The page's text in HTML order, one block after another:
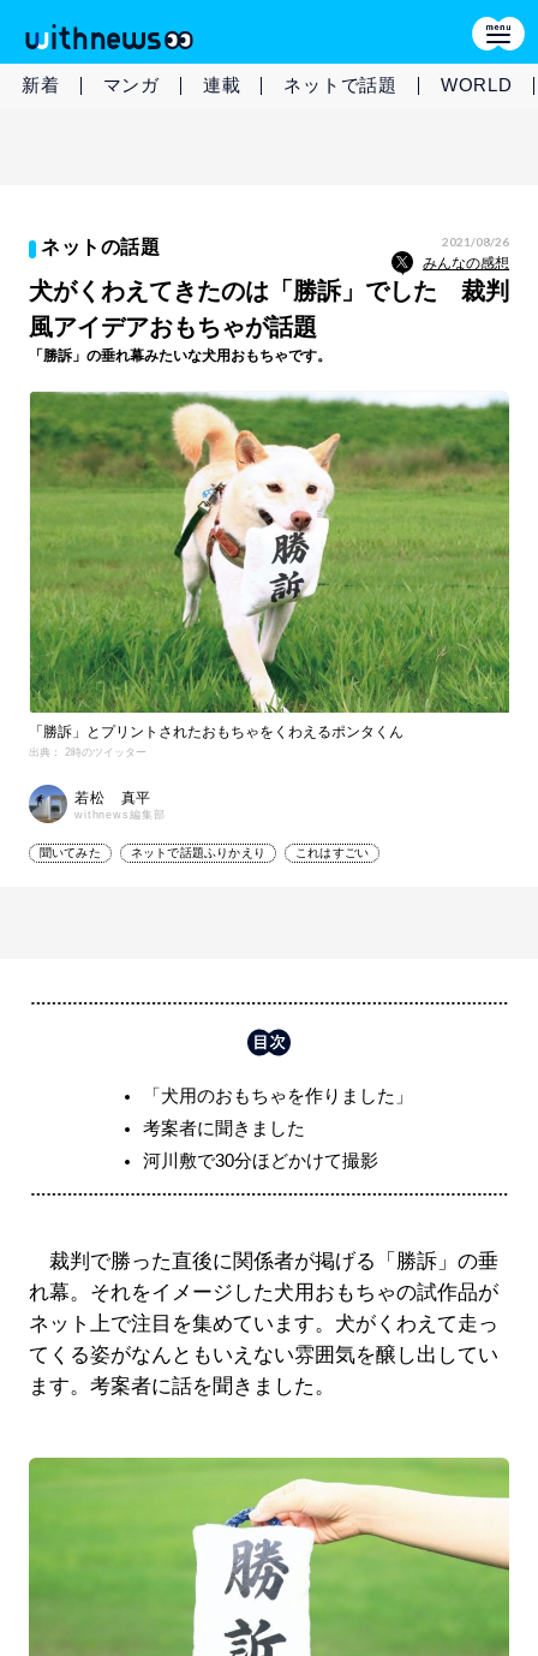
新着 マンガ 連載 ネットで話題 WORLD
ネットの話題 2021/08/26
みんなの感想
犬がくわえてきたのは「勝訴」でした 裁判
風アイデアおもちゃが話題
「勝訴」の垂れ幕みたいな犬用おもちゃです。
「勝訴」とプリントされたおもちゃをくわえるポンタくん
出典： 2時のツイッター
若松 真平
withnews編集部
聞いてみた ネットで話題ふりかえり これはすごい
「犬用のおもちゃを作りました」
考案者に聞きました
河川敷で30分ほどかけて撮影
裁判で勝った直後に関係者が掲げる「勝訴」の垂
れ幕。それをイメージした犬用おもちゃの試作品が
ネット上で注目を集めています。犬がくわえて走っ
てくる姿がなんともいえない雰囲気を醸し出してい
ます。考案者に話を聞きました。